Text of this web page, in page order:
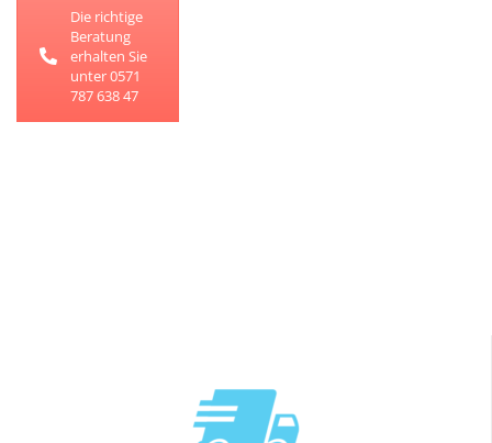
Die richtige
Beratung
erhalten Sie
unter 0571
787 638 47